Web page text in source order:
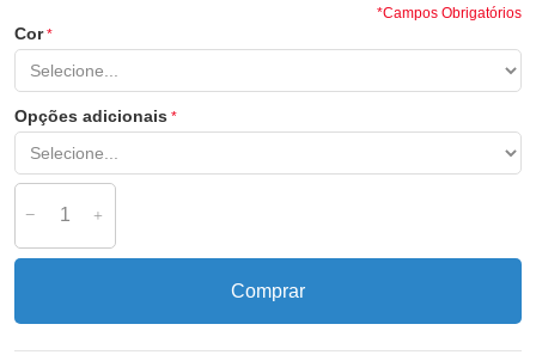
Cor
Opções adicionais
*Campos Obrigatórios
Comprar